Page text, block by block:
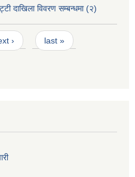
दाखिला विवरण सम्बन्धमा (२)
› last »